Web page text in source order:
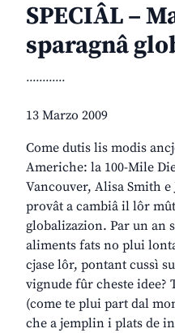
SPECIÂL –
sparagnâ
............
13 Marzo 2009
Come dutis lis modis
Americhe: la 100-Mile
Vancouver, Alisa Smith
provât a cambiâ il lôr
globalizazion. Par un an
aliments fats no plui
cjase lôr, pontant cussì
vignude fûr cheste idee?
(come te plui part dal
che a jemplin i plats de